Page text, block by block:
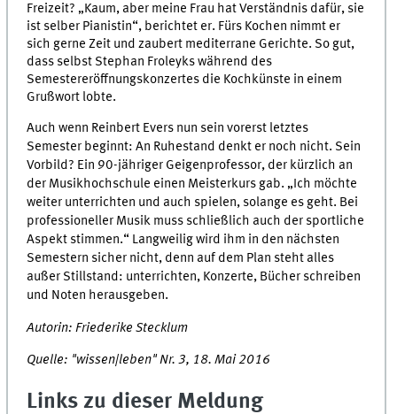
Freizeit? „Kaum, aber meine Frau hat Verständnis dafür, sie
ist selber Pianistin“, berichtet er. Fürs Kochen nimmt er
sich gerne Zeit und zaubert mediterrane Gerichte. So gut,
dass selbst Stephan Froleyks während des
Semestereröffnungskonzertes die Kochkünste in einem
Grußwort lobte.
Auch wenn Reinbert Evers nun sein vorerst letztes
Semester beginnt: An Ruhestand denkt er noch nicht. Sein
Vorbild? Ein 90-jähriger Geigenprofessor, der kürzlich an
der Musikhochschule einen Meisterkurs gab. „Ich möchte
weiter unterrichten und auch spielen, solange es geht. Bei
professioneller Musik muss schließlich auch der sportliche
Aspekt stimmen.“ Langweilig wird ihm in den nächsten
Semestern sicher nicht, denn auf dem Plan steht alles
außer Stillstand: unterrichten, Konzerte, Bücher schreiben
und Noten herausgeben.
Autorin: Friederike Stecklum
Quelle: "wissen|leben" Nr. 3, 18. Mai 2016
Links zu dieser Meldung